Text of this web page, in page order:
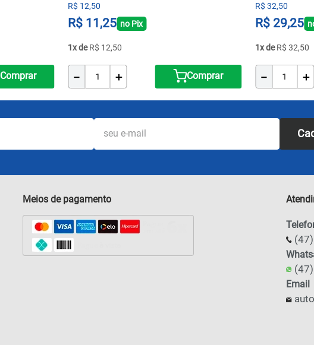
Comprar
R$ 12,50
R$ 11 ,25 no Pix
1 R$ 12,50
＋
－ Comprar
R$ 32,50
R$ 29,25
1 R$ 32,50
＋
－
Meios de pagamento
Email